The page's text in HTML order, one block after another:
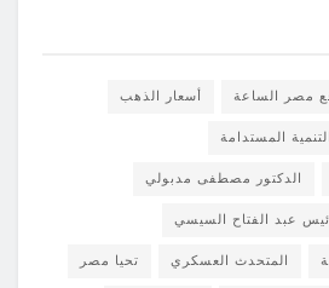
مصر الساعة أسعار الذهب
التنمية المستدامة
الدكتور مصطفى مدبولي
عبد الفتاح السيسي
المتحدث العسكري تحيا مصر